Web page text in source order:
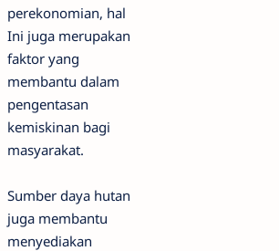
perekonomian, hal
Ini juga merupakan
faktor yang
membantu dalam
pengentasan
kemiskinan bagi
masyarakat.
Sumber daya hutan
juga membantu
menyediakan